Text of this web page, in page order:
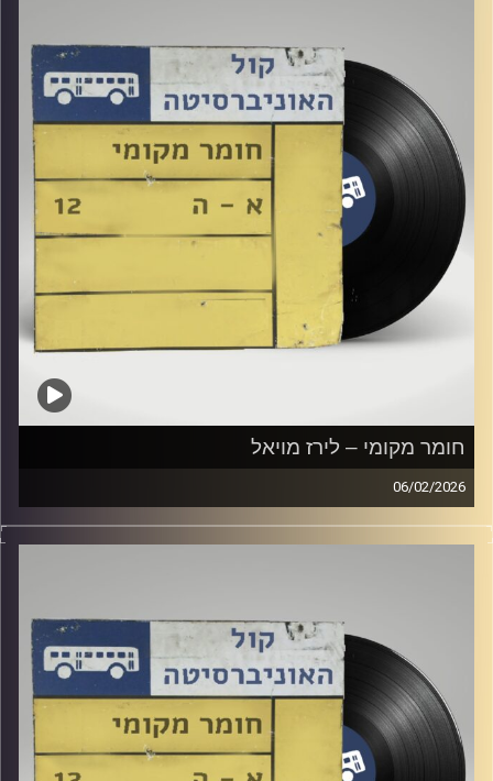
חומר מקומי – לירז מויאל
06/02/2026
שעה של מוזיקה ישראלית עם לירז מויאל